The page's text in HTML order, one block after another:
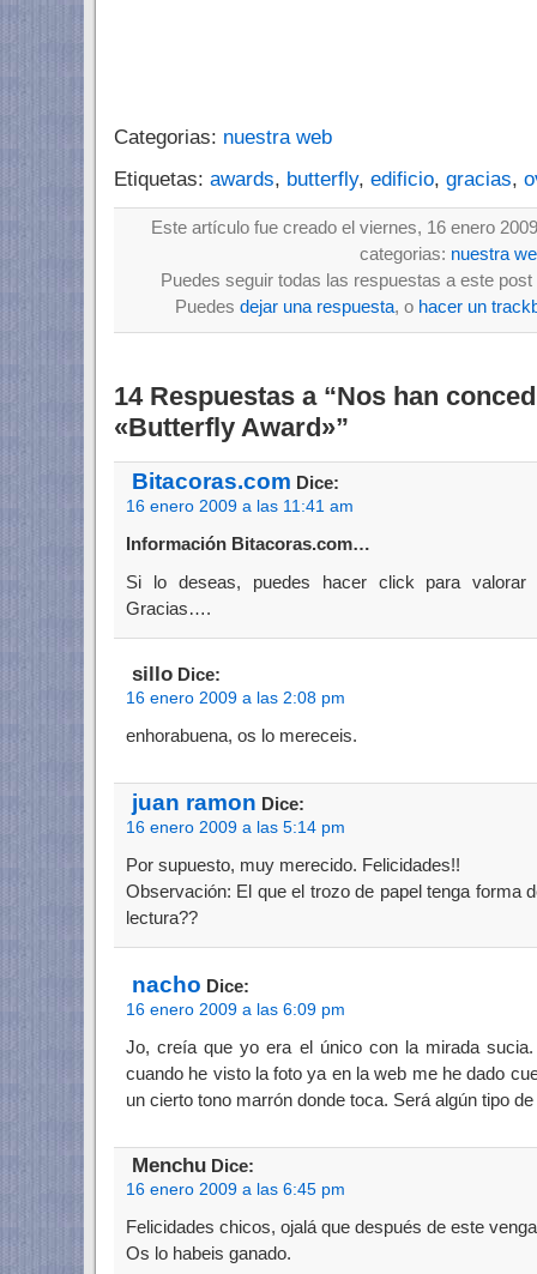
Categorias: nuestra web
Etiquetas: awards, butterfly, edificio, gracias,
Este artículo fue creado el viernes, 16 enero
categorias: nuestra
Puedes seguir todas las respuestas a este
Puedes dejar una respuesta, o hacer un
14 Respuestas a “Nos han
«Butterfly Award»”
Bitacoras.com Dice:
16 enero 2009 a las 11:41 am
Información Bitacoras.com…
Si lo deseas, puedes hacer click para valorar
Gracias….
sillo Dice:
16 enero 2009 a las 2:08 pm
enhorabuena, os lo mereceis.
juan ramon Dice:
16 enero 2009 a las 5:14 pm
Por supuesto, muy merecido. Felicidades!!
Observación: El que el trozo de papel tenga forma
lectura??
nacho Dice:
16 enero 2009 a las 6:09 pm
Jo, creía que yo era el único con la mirada
cuando he visto la foto ya en la web me he dado
un cierto tono marrón donde toca. Será algún tipo
Menchu Dice:
16 enero 2009 a las 6:45 pm
Felicidades chicos, ojalá que después de este
Os lo habeis ganado.